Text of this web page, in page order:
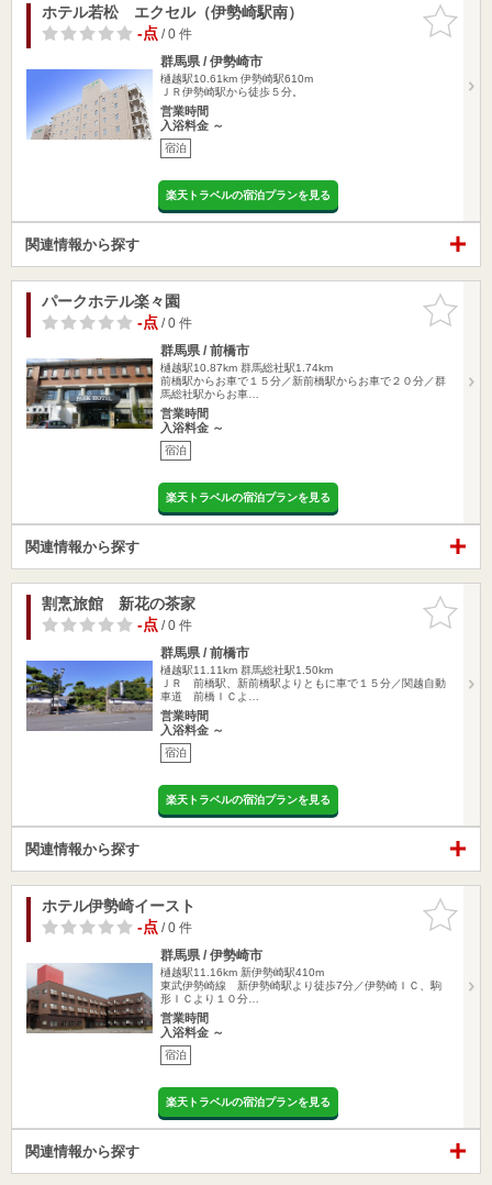
お気に入
りに追加
ホテル若松 エクセル（伊勢崎駅南）
-点/ 0 件
群馬県 / 伊勢崎市
樋越駅10.61km 伊勢崎駅610m
ＪＲ伊勢崎駅から徒歩５分。
営業時間
入浴料金 ～
宿泊
楽天トラベルの宿泊プランを見る
関連情報から探す
お気に入
りに追加
パークホテル楽々園
-点/ 0 件
群馬県 / 前橋市
樋越駅10.87km 群馬総社駅1.74km
前橋駅からお車で１５分／新前橋駅からお車で２０分／群
馬総社駅からお車…
営業時間
入浴料金 ～
宿泊
楽天トラベルの宿泊プランを見る
関連情報から探す
お気に入
りに追加
割烹旅館 新花の茶家
-点/ 0 件
群馬県 / 前橋市
樋越駅11.11km 群馬総社駅1.50km
ＪＲ 前橋駅、新前橋駅よりともに車で１５分／関越自動
車道 前橋ＩＣよ…
営業時間
入浴料金 ～
宿泊
楽天トラベルの宿泊プランを見る
関連情報から探す
お気に入
りに追加
ホテル伊勢崎イースト
-点/ 0 件
群馬県 / 伊勢崎市
樋越駅11.16km 新伊勢崎駅410m
東武伊勢崎線 新伊勢崎駅より徒歩7分／伊勢崎ＩＣ、駒
形ＩＣより１０分…
営業時間
入浴料金 ～
宿泊
楽天トラベルの宿泊プランを見る
関連情報から探す